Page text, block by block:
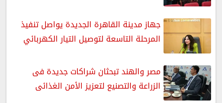
جهاز مدينة القاهرة الجديدة يواصل تنفيذ
المرحلة التاسعة لتوصيل التيار الكهربائي
مصر والهند تبحثان شراكات جديدة فى
الزراعة والتصنيع لتعزيز الأمن الغذائى